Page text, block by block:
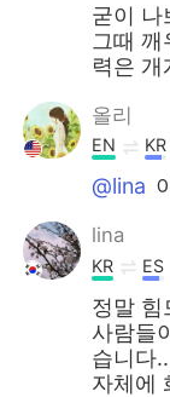
굳이 나
그때
력은
올리
EN KR
@lina
lina
KR ES
정말 힘
사람들
습니다
자체에